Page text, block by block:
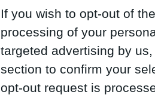
If you wish to opt-out of
processing of your
targeted advertising by
section to confirm your
opt-out request is